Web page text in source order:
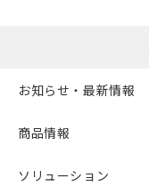
お知らせ・最新情報
商品情報
ソリューション